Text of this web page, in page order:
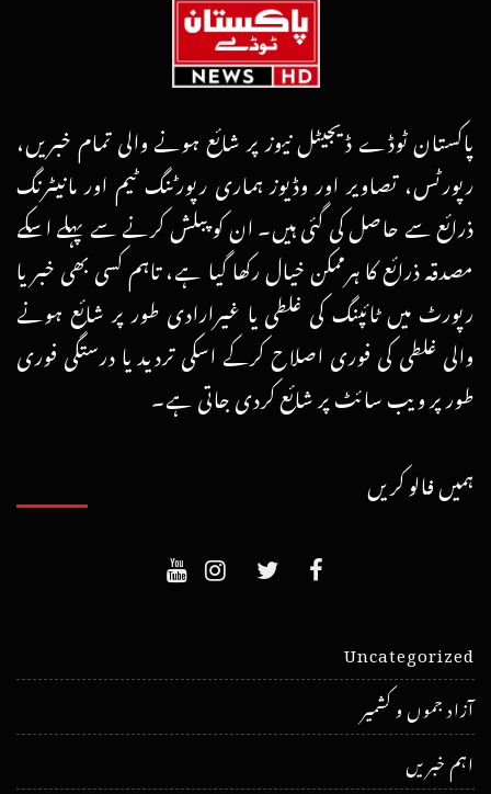
پاکستان ٹوڈے ڈیجیٹل نیوز پر شائع ہونے والی تمام خبریں،
رپورٹس، تصاویر اور وڈیوز ہماری رپورٹنگ ٹیم اور مانیٹرنگ
ذرائع سے حاصل کی گئی ہیں۔ ان کو پبلش کرنے سے پہلے اسکے
مصدقہ ذرائع کا ہرممکن خیال رکھا گیا ہے، تاہم کسی بھی خبر یا
رپورٹ میں ٹائپنگ کی غلطی یا غیرارادی طور پر شائع ہونے
والی غلطی کی فوری اصلاح کرکے اسکی تردید یا درستگی فوری
طور پر ویب سائٹ پر شائع کردی جاتی ہے۔
ہمیں فالو کریں
Uncategorized
آزاد جموں و کشمیر
اہم خبریں